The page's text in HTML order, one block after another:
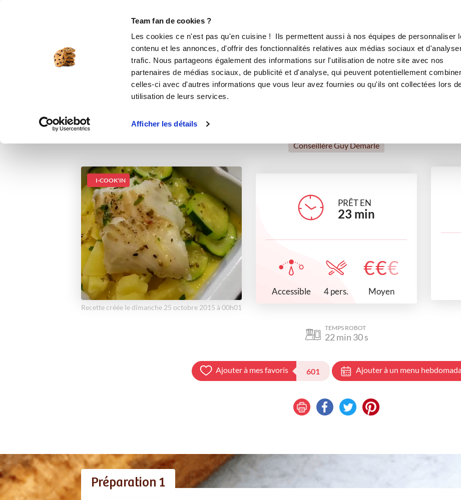
Team fan de cookies ?
Les cookies ce n'est pas qu'en cuisine ! Ils permettent aussi à nos équipes de personnaliser
contenu et les annonces, d'offrir des fonctionnalités relatives aux médias sociaux et
trafic. Nous partageons également des informations sur l'utilisation de notre site avec nos
partenaires de médias sociaux, de publicité et d'analyse, qui peuvent potentiellement combiner
celles-ci avec d'autres informations que vous leur avez fournies ou qu'ils ont collectées lors
utilisation de leurs services.
Afficher les détails
Cabillaud aux agrumes
plats Recettes à la vapeur
Conseillère Guy Demarle
I-COOK'IN
Recette créée le dimanche 25 octobre 2015 à 00h01
PRÊT EN
23 min
Accessible 4 pers.
€€€
Moyen
TEMPS ROBOT
22min 30s
Ajouter à mes favoris 601 Ajouter à un menu
Préparation 1